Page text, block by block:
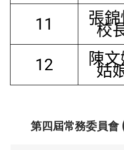
11 張
校
12 陳
姑
第四屆常務委員